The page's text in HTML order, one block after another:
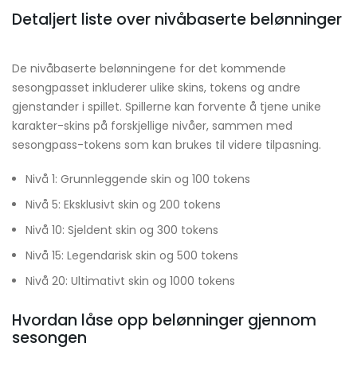
Detaljert liste over nivåbaserte belønninger
De nivåbaserte belønningene for det kommende
sesongpasset inkluderer ulike skins, tokens og andre
gjenstander i spillet. Spillerne kan forvente å tjene unike
karakter-skins på forskjellige nivåer, sammen med
sesongpass-tokens som kan brukes til videre tilpasning.
Nivå 1: Grunnleggende skin og 100 tokens
Nivå 5: Eksklusivt skin og 200 tokens
Nivå 10: Sjeldent skin og 300 tokens
Nivå 15: Legendarisk skin og 500 tokens
Nivå 20: Ultimativt skin og 1000 tokens
Hvordan låse opp belønninger gjennom
sesongen